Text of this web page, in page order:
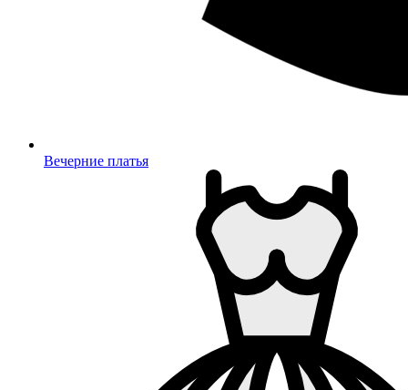
Вечерние платья